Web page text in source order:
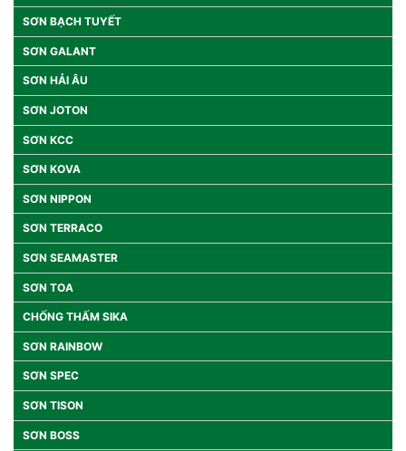
SƠN BẠCH TUYẾT
SƠN GALANT
SƠN HẢI ÂU
SƠN JOTON
SƠN KCC
SƠN KOVA
SƠN NIPPON
SƠN TERRACO
SƠN SEAMASTER
SƠN TOA
CHỐNG THẤM SIKA
SƠN RAINBOW
SƠN SPEC
SƠN TISON
SƠN BOSS